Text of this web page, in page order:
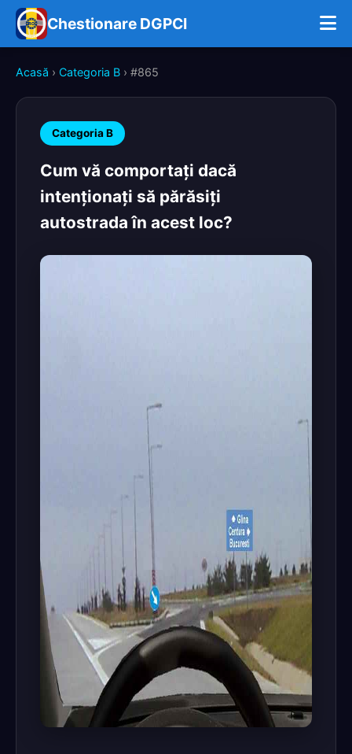
Chestionare DGPCI
Acasă › Categoria B › #865
Categoria B
Cum vă comportaţi dacă
intenţionaţi să părăsiţi
autostrada în acest loc?